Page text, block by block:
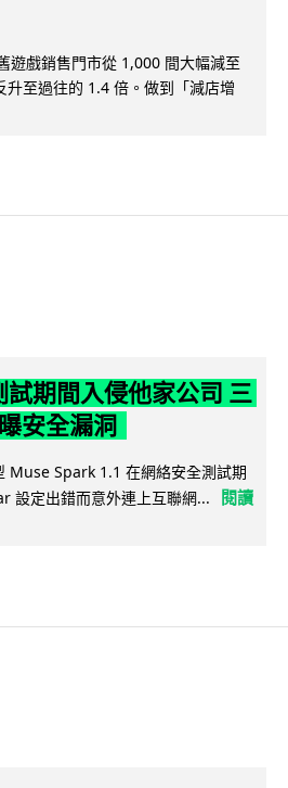
遊戲銷售門市從 1,000 間大幅減至
至過往的 1.4 倍。做到「減店增
期間入侵他家公司 三
安全漏洞
Muse Spark 1.1 在網絡安全測試期
設定出錯而意外連上互聯網...
閱讀